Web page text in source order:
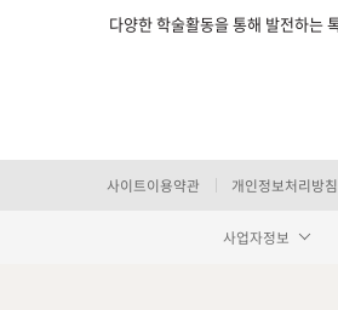
다양한 학술활동을 통해 발전하는
사이트이용약관 개인정보처리방침
사업자정보